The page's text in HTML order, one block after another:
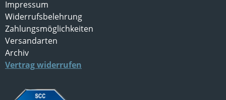
Impressum
Widerrufsbelehrung
Zahlungsmöglichkeiten
Versandarten
Archiv
Vertrag widerrufen